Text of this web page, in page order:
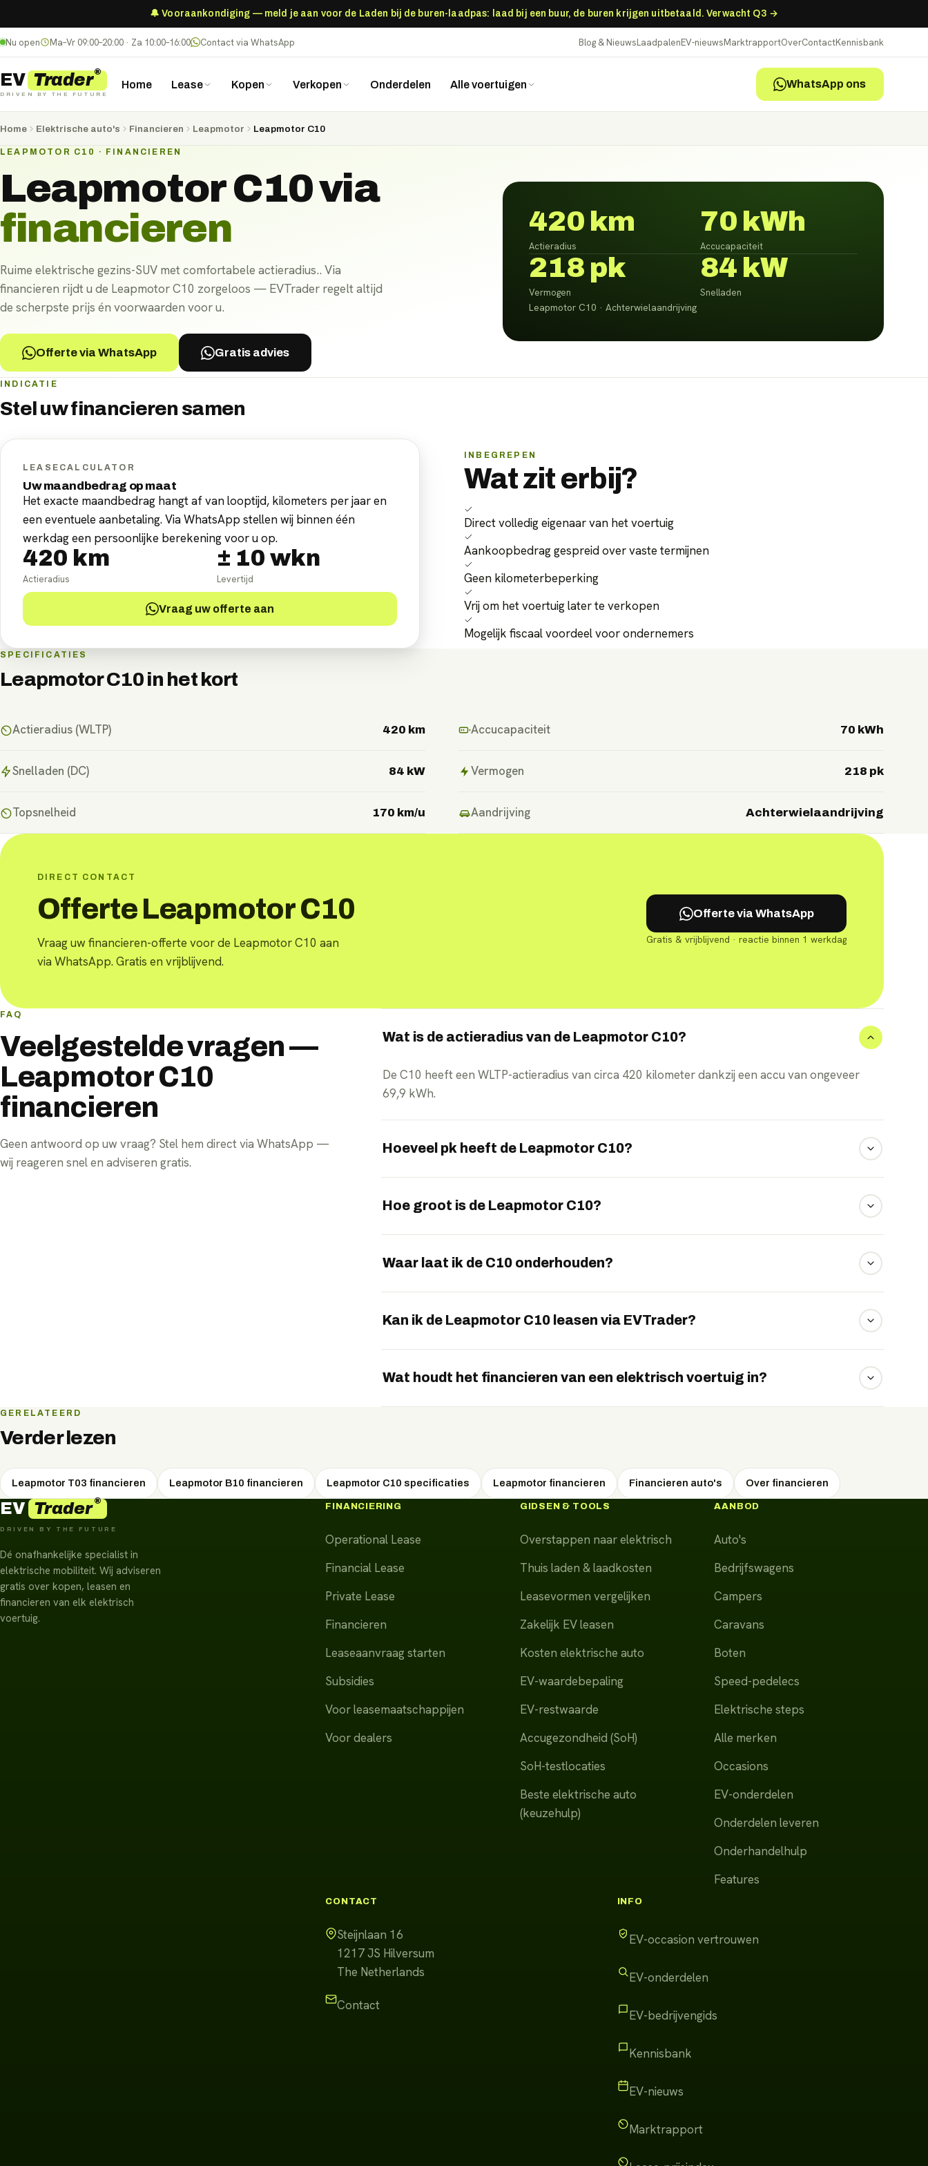
🔔 Vooraankondiging — meld je aan voor de Laden bij de buren-laadpas: laad bij een buur, de buren krijgen uitbetaald. Verwacht Q3 →
Nu open Ma–Vr 09:00–20:00 · Za 10:00–16:00 Contact via WhatsApp Blog & NieuwsLaadpalenEV-nieuwsMarktrapportOverContactKennisbank
EV Trader®
DRIVEN BY THE FUTURE
Home Lease Kopen Verkopen Onderdelen Alle voertuigen WhatsApp ons
Home Elektrische auto's Financieren Leapmotor Leapmotor C10
LEAPMOTOR C10 · FINANCIEREN
Leapmotor C10via
financieren
Ruime elektrische gezins-SUV met comfortabele actieradius.. Via
financieren rijdt u de Leapmotor C10 zorgeloos — EVTrader regelt altijd
de scherpste prijs én voorwaarden voor u.
Offerte via WhatsApp Gratis advies
420 km
Actieradius
70 kWh
Accucapaciteit
218 pk
Vermogen
84 kW
Snelladen
Leapmotor C10 · Achterwielaandrijving
INDICATIE
Stel uwfinancieren samen
LEASECALCULATOR
Uw maandbedrag op maat
Het exacte maandbedrag hangt af van looptijd, kilometers per jaar en
een eventuele aanbetaling. Via WhatsApp stellen wij binnen één
werkdag een persoonlijke berekening voor u op.
420 km
Actieradius
± 10 wkn
Levertijd
Vraag uw offerte aan
INBEGREPEN
Wat zit erbij?
Direct volledig eigenaar van het voertuig
Aankoopbedrag gespreid over vaste termijnen
Geen kilometerbeperking
Vrij om het voertuig later te verkopen
Mogelijk fiscaal voordeel voor ondernemers
SPECIFICATIES
Leapmotor C10in het kort
Actieradius (WLTP) 420 km Accucapaciteit 70 kWh
Snelladen (DC) 84 kW Vermogen 218 pk
Topsnelheid 170 km/u Aandrijving Achterwielaandrijving
DIRECT CONTACT
Offerte Leapmotor C10
Vraag uw financieren-offerte voor de Leapmotor C10 aan
via WhatsApp. Gratis en vrijblijvend.
Offerte via WhatsApp
Gratis & vrijblijvend · reactie binnen 1 werkdag
FAQ
Veelgestelde vragen —
Leapmotor C10
financieren
Geen antwoord op uw vraag? Stel hem direct via WhatsApp —
wij reageren snel en adviseren gratis.
Wat is de actieradius van de Leapmotor C10?
De C10 heeft een WLTP-actieradius van circa 420 kilometer dankzij een accu van ongeveer
69,9 kWh.
Hoeveel pk heeft de Leapmotor C10?
Hoe groot is de Leapmotor C10?
Waar laat ik de C10 onderhouden?
Kan ik de Leapmotor C10 leasen via EVTrader?
WhatsApp.
Wat houdt het financieren van een elektrisch voertuig in?
GERELATEERD
Verder lezen
Leapmotor T03 financieren Leapmotor B10 financieren Leapmotor C10 specificaties Leapmotor financieren Financieren auto's Over financieren
EV Trader®
DRIVEN BY THE FUTURE
Dé onafhankelijke specialist in
elektrische mobiliteit. Wij adviseren
gratis over kopen, leasen en
financieren van elk elektrisch
voertuig.
FINANCIERING
Operational Lease
Financial Lease
Private Lease
Financieren
Leaseaanvraag starten
Subsidies
Voor leasemaatschappijen
Voor dealers
GIDSEN & TOOLS
Overstappen naar elektrisch
Thuis laden & laadkosten
Leasevormen vergelijken
Zakelijk EV leasen
Kosten elektrische auto
EV-waardebepaling
EV-restwaarde
Accugezondheid (SoH)
SoH-testlocaties
Beste elektrische auto
(keuzehulp)
AANBOD
Auto's
Bedrijfswagens
Campers
Caravans
Boten
Speed-pedelecs
Elektrische steps
Alle merken
Occasions
EV-onderdelen
Onderdelen leveren
Onderhandelhulp
Features
CONTACT
Steijnlaan 16
1217 JS Hilversum
The Netherlands
Contact
INFO
EV-occasion vertrouwen
EV-onderdelen
EV-bedrijvengids
Kennisbank
EV-nieuws
Marktrapport